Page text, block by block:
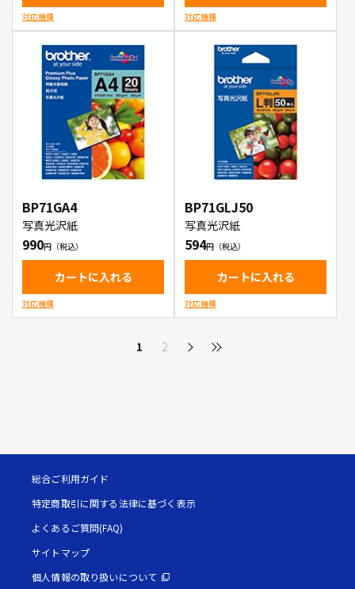
対応機種 対応機種
BP71GA4
写真光沢紙
990
カートに入れる
対応機種
BP71GLJ50
写真光沢紙
594
カートに入れる
対応機種
1 2
総合ご利用ガイド
特定商取引に関する法律に基づく表示
よくあるご質問(FAQ)
サイトマップ
個人情報の取り扱いについて